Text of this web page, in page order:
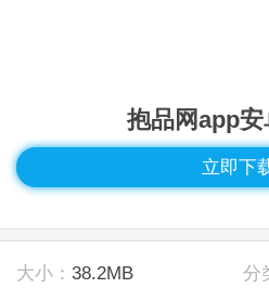
抱品网app
立即下
大小： 38.2MB 分